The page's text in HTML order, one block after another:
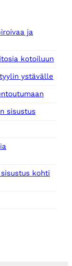
ja
kotoiluun
ystävälle
sisustus
kohti